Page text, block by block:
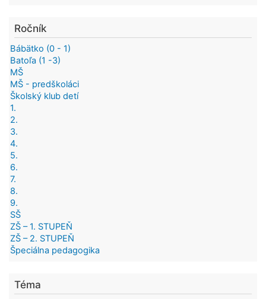
Ročník
Bábätko (0 - 1)
Batoľa (1 -3)
MŠ
MŠ - predškoláci
Školský klub detí
1.
2.
3.
4.
5.
6.
7.
8.
9.
SŠ
ZŠ – 1. STUPEŇ
ZŠ – 2. STUPEŇ
Špeciálna pedagogika
Téma